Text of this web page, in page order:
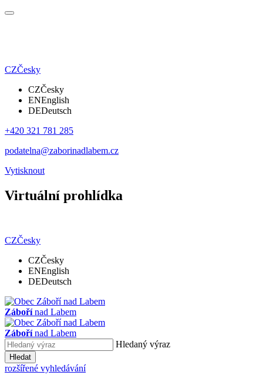
CZČesky
CZČesky
ENEnglish
DEDeutsch
+420 321 781 285
podatelna@zaborinadlabem.cz
Vytisknout
Virtuální prohlídka
CZČesky
CZČesky
ENEnglish
DEDeutsch
Zábořínad Labem
Zábořínad Labem
Hledaný výraz
Hledat
rozšířené vyhledávání